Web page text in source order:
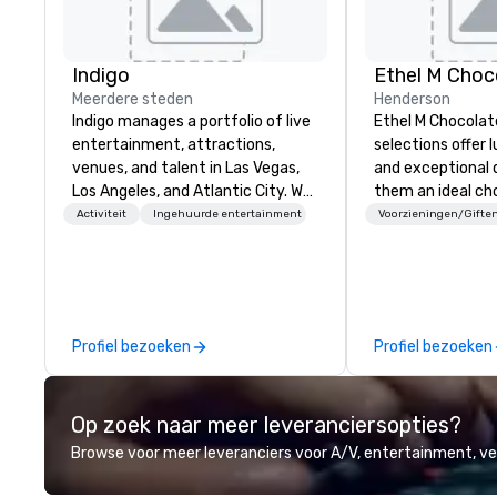
Indigo
Meerdere steden
Indigo manages a portfolio of live
entertainment, attractions,
venues, and talent in Las Vegas,
Los Angeles, and Atlantic City. We
specialize in business to business
Producers to provide best rates, a
direct line of communication, and
unparalleled customer service.
Activiteit Ingehuurde entertainment
Profiel bezoeken
Ethel M
Henderson
Ethel M
selections offer
and exceptional
them an ideal
occasions,
thanking clients
or celebrating a
premium
Ethel M
lasting
custom sleeves
Voorzieningen/Giften
Profiel bezoeken
Op zoek naar meer leveranciersopties?
Browse voor meer leveranciers voor A/V, entertainment,